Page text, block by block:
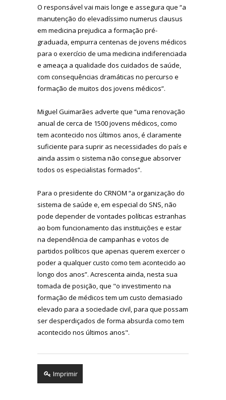
O responsável vai mais longe e assegura que “a
manutenção do elevadíssimo numerus clausus
em medicina prejudica a formação pré-
graduada, empurra centenas de jovens médicos
para o exercício de uma medicina indiferenciada
e ameaça a qualidade dos cuidados de saúde,
com consequências dramáticas no percurso e
formação de muitos dos jovens médicos”.
Miguel Guimarães adverte que “uma renovação
anual de cerca de 1500 jovens médicos, como
tem acontecido nos últimos anos, é claramente
suficiente para suprir as necessidades do país e
ainda assim o sistema não consegue absorver
todos os especialistas formados”.
Para o presidente do CRNOM “a organização do
sistema de saúde e, em especial do SNS, não
pode depender de vontades políticas estranhas
ao bom funcionamento das instituições e estar
na dependência de campanhas e votos de
partidos políticos que apenas querem exercer o
poder a qualquer custo como tem acontecido ao
longo dos anos”. Acrescenta ainda, nesta sua
tomada de posição, que "o investimento na
formação de médicos tem um custo demasiado
elevado para a sociedade civil, para que possam
ser desperdiçados de forma absurda como tem
acontecido nos últimos anos".
Imprimir